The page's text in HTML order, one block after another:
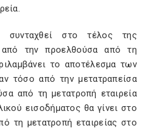
στο τέλος της
από την προελθούσα από τη
το αποτέλεσμα των
τόσο από την μετατραπείσα
από τη μετατροπή εταιρεία
εισοδήματος θα γίνει στο
τη μετατροπή εταιρείας στο